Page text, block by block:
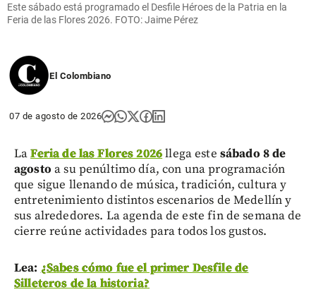
Este sábado está programado el Desfile Héroes de la Patria en la
Feria de las Flores 2026. FOTO: Jaime Pérez
El Colombiano
07 de agosto de 2026
LaFeria de las Flores 2026llega este sábado 8 de
agosto a su penúltimo día, con una programación
que sigue llenando de música, tradición, cultura y
entretenimiento distintos escenarios de Medellín y
sus alrededores. La agenda de este fin de semana de
cierre reúne actividades para todos los gustos.
Lea: ¿Sabes cómo fue el primer Desfile de
Silleteros de la historia?